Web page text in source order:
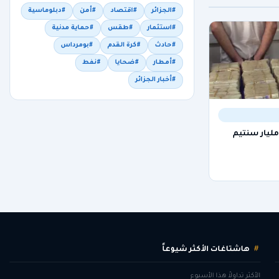
توقيف 5 أشخاص وضبط 8.5 مليار سنتيم
#الجزائر #اقتصاد #أمن #دبلوماسية
#استثمار #طقس #حماية مدنية
#حادث #كرة القدم #بومرداس
#أمطار #ضحايا #نفط
#أخبار الجزائر
هاشتاغات الأكثر شيوعاً
الأكثر تداولاً هذا الأسبوع